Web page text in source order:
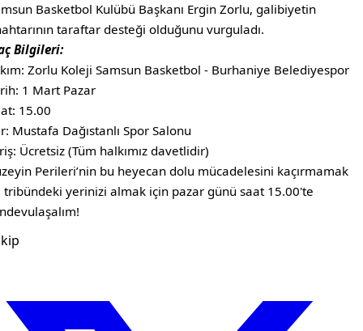
Basketbol Kulübü Başkanı Ergin Zorlu, galibiyetin
taraftar desteği olduğunu vurguladı.
Bilgileri:
Zorlu Koleji Samsun Basketbol - Burhaniye Belediyespor
1 Mart Pazar
15.00
Mustafa Dağıstanlı Spor Salonu
Ücretsiz (Tüm halkımız davetlidir)
Perileri’nin bu heyecan dolu mücadelesini kaçırmamak
tribündeki yerinizi almak için pazar günü saat 15.00'te